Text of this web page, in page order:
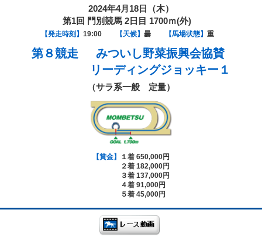
2024年4月18日（木）
第1回 門別競馬 2日目 1700ｍ(外)
【発走時刻】 19:00 【天候】 曇 【馬場状態】 重
第８競走
みついし野菜振興会協賛
リーディングジョッキー１
（サラ系一般 定量）
【賞金】
１着 650,000円
２着 182,000円
３着 137,000円
４着 91,000円
５着 45,000円